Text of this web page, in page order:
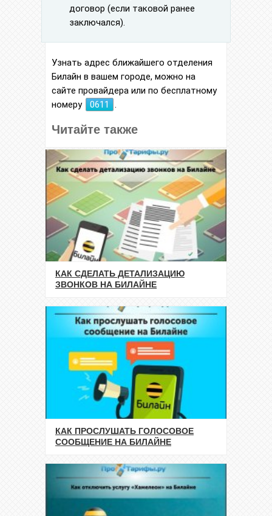
договор (если таковой ранее
заключался).
Узнать адрес ближайшего отделения
Билайн в вашем городе, можно на
сайте провайдера или по бесплатному
номеру
0611 .
Читайте также
КАК СДЕЛАТЬ ДЕТАЛИЗАЦИЮ
ЗВОНКОВ НА БИЛАЙНЕ
КАК ПРОСЛУШАТЬ ГОЛОСОВОЕ
СООБЩЕНИЕ НА БИЛАЙНЕ